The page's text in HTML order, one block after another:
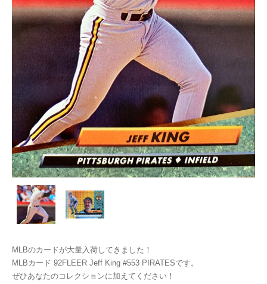
MLBのカードが大量入荷してきました！
MLBカード 92FLEER Jeff King #553 PIRATESです。
ぜひあなたのコレクションに加えてください！